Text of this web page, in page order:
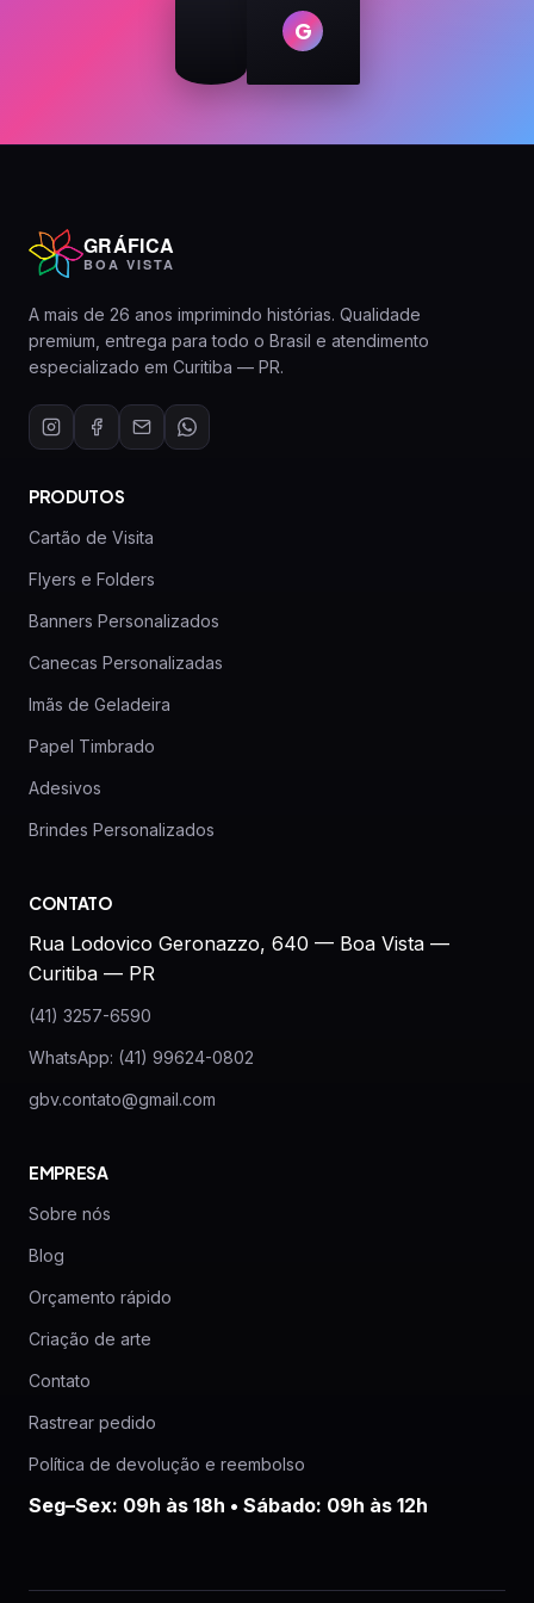
G
GRÁFICA
BOA VISTA
A mais de 26 anos imprimindo histórias. Qualidade
premium, entrega para todo o Brasil e atendimento
especializado em Curitiba — PR.
PRODUTOS
Cartão de Visita
Flyers e Folders
Banners Personalizados
Canecas Personalizadas
Imãs de Geladeira
Papel Timbrado
Adesivos
Brindes Personalizados
CONTATO
Rua Lodovico Geronazzo, 640 — Boa Vista —
Curitiba — PR
(41) 3257-6590
WhatsApp: (41) 99624-0802
gbv.contato@gmail.com
EMPRESA
Sobre nós
Blog
Orçamento rápido
Criação de arte
Contato
Rastrear pedido
Política de devolução e reembolso
Seg–Sex: 09h às 18h • Sábado: 09h às 12h